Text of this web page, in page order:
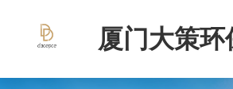
厦门大策